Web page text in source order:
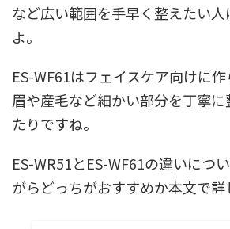
など広い範囲を手早く整えたい
よ。
ES-WF61はフェイスケア向けに作
眉や産毛など細かい部分を丁寧
たりですね。
ES-WR51とES-WF61の違いにつ
がらどっちがおすすめか本文で詳